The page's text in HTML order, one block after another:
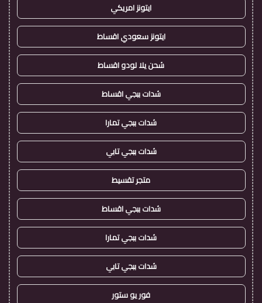
ايتونز امريكي
ايتونز سعودي اقساط
شحن يلا لودو اقساط
شدات ببجي اقساط
شدات ببجي تمارا
شدات ببجي تابي
متجر تقسيط
شدات ببجي اقساط
شدات ببجي تمارا
شدات ببجي تابي
فور يو ستور